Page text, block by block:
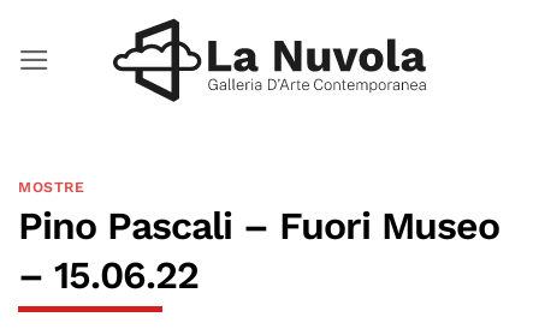
MOSTRE
Pino Pascali – Fuori Museo
– 15.06.22